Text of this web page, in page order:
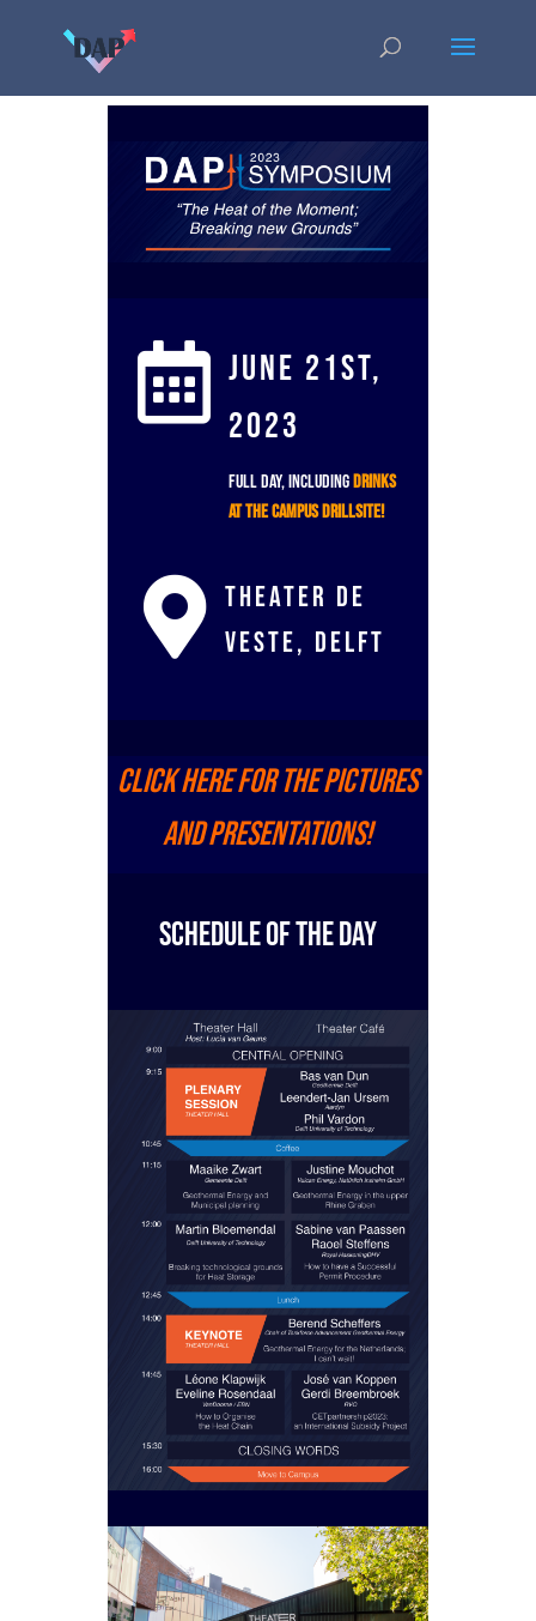
 June 21st,
2023
Full day, includingdrinks
at the campus drillsite!
 Theater de
Veste, Delft
Click here for the pictures
and presentations!
SCHEDULE OF THE DAY